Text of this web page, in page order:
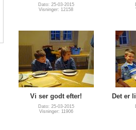
Dato: 25-03-2015
Visninger: 12158
Vi ser godt efter!
Dato: 25-03-2015
Visninger: 11906
Det er